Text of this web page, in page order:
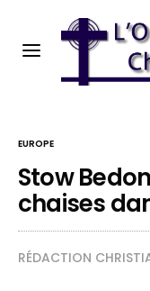
EUROPE
Stow
chaises
RÉDACTION